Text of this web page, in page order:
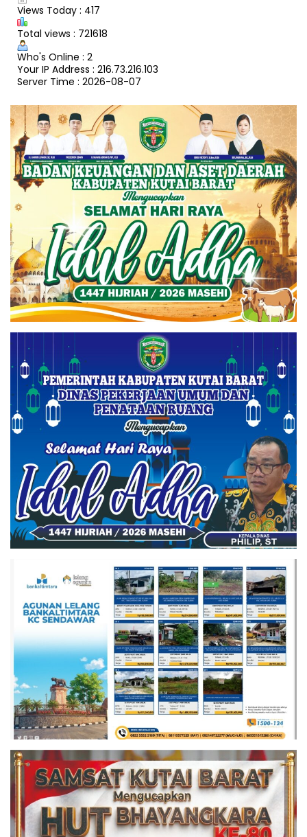
Views Today : 417
Total views : 721618
Who's Online : 2
Your IP Address : 216.73.216.103
Server Time : 2026-08-07